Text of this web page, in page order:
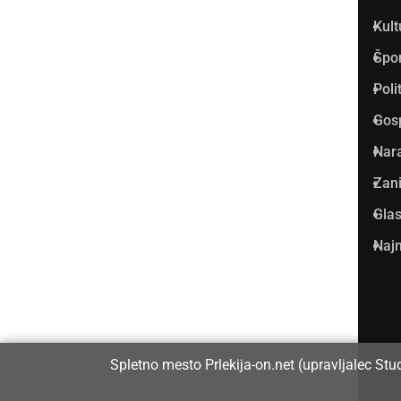
Spletno mesto Prlekija-on.net (upravljalec